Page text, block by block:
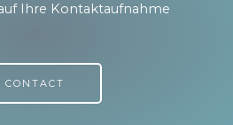
Ihre Kontaktaufnahme
CONTACT